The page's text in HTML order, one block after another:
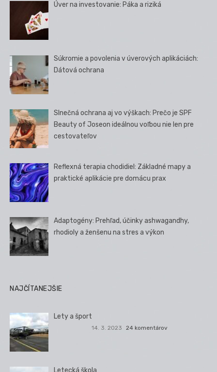
Úver na investovanie: Páka a riziká
Súkromie a povolenia v úverových aplikáciách:
Dátová ochrana
Slnečná ochrana aj vo výškach: Prečo je SPF
Beauty of Joseon ideálnou voľbou nie len pre
cestovateľov
Reflexná terapia chodidiel: Základné mapy a
praktické aplikácie pre domácu prax
Adaptogény: Prehľad, účinky ashwagandhy,
rhodioly a ženšenu na stres a výkon
NAJČÍTANEJŠIE
Lety a šport
14. 3. 2023 24 komentárov